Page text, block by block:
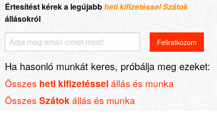
Értesítést kérek a legújabbheti kifizetéssel Szátok
állásokról
Ha hasonló munkát keres, próbálja meg ezeket:
Összes heti kifizetéssel állás és munka
Összes Szátokállás és munka